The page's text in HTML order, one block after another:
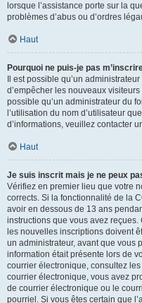
lorsque l’assistance porte sur la
problèmes d’abus ou d’ordres
Haut
Pourquoi ne puis-je pas
Il est possible qu’un
d’empêcher les nouveaux
possible qu’un administrateur du
l’utilisation du nom d’utilisateur
d’informations, veuillez contacter
Haut
Je suis inscrit mais je ne peux
Vérifiez en premier lieu que votre
corrects. Si la fonctionnalité de la
avoir en dessous de 13 ans
instructions que vous avez
les nouvelles inscriptions doivent
un administrateur, avant que vous
information était présente lors de
courrier électronique, consultez
courrier électronique, vous avez
de courrier électronique ou le
pourriel. Si vous êtes certain que